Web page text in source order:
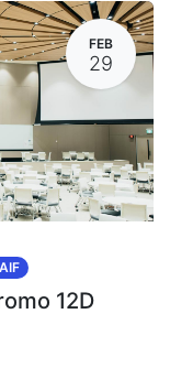
FEB
29
12D